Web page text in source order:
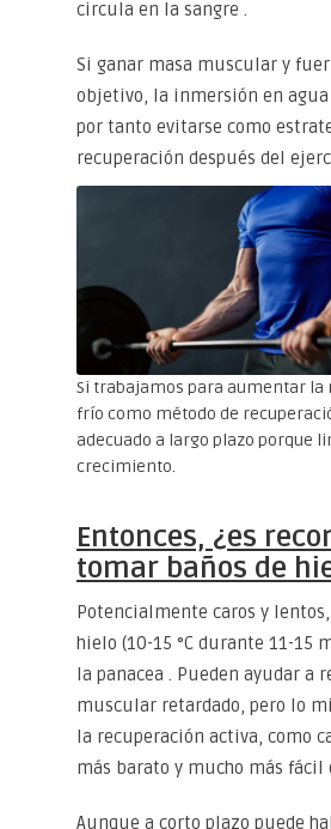
circula en la sangre .
Si ganar masa muscular y
objetivo, la inmersión en
por tanto evitarse como
recuperación después del
Si trabajamos para aumentar la
frío como método de
adecuado a largo plazo porque
crecimiento.
Entonces, ¿es
tomar baños de
Potencialmente caros y
hielo (10-15 °C durante 11-15
la panacea . Pueden ayudar a
muscular retardado, pero lo
la recuperación activa, como
más barato y mucho más fácil
Aunque a corto plazo puede